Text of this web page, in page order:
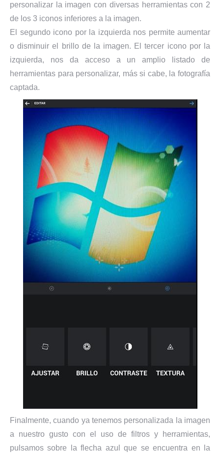
personalizar la imagen con diversas herramientas con 2
de los 3 iconos inferiores a la imagen.
El segundo icono por la izquierda nos permite aumentar
o disminuir el brillo de la imagen. El tercer icono por la
izquierda, nos da acceso a un amplio listado de
herramientas para personalizar, más si cabe, la fotografía
captada.
Finalmente, cuando ya tenemos personalizada la imagen
a nuestro gusto con el uso de filtros y herramientas,
pulsamos sobre la flecha azul que se encuentra en la